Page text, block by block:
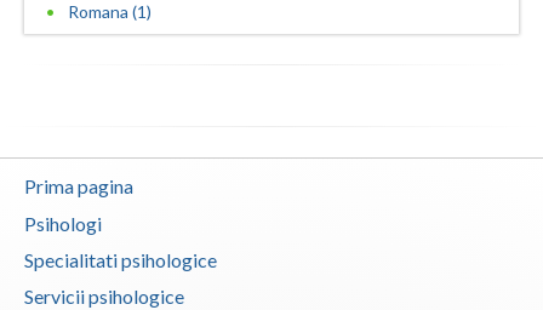
Romana (1)
Prima pagina
Psihologi
Specialitati psihologice
Servicii psihologice